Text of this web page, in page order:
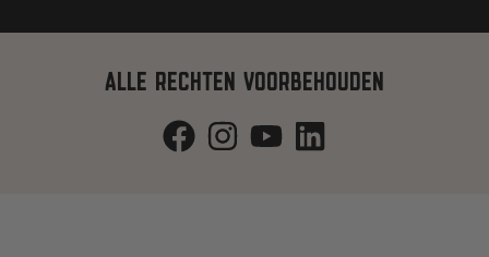
ALLE RECHTEN VOORBEHOUDEN